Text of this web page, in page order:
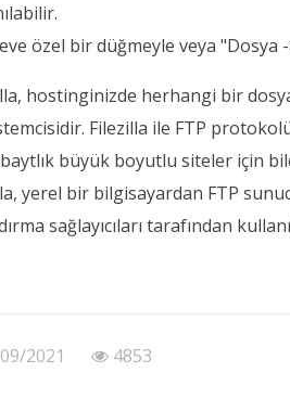
özel bir düğmeyle veya
hostinginizde herhangi bir
Filezilla ile FTP
büyük boyutlu siteler için
yerel bir bilgisayardan FTP
sağlayıcıları tarafından
2021 4853